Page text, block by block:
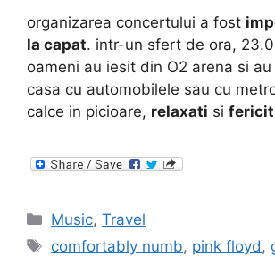
organizarea concertului a fost
la capat. intr-un sfert de ora,
oameni au iesit din O2 arena si
casa cu automobilele sau cu
calce in picioare, relaxati si
Categories
Music,Travel
Tags
comfortably numb, pink floyd ,